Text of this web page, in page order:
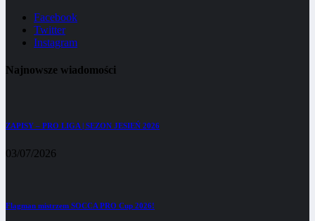
Facebook
Twitter
Instagram
Najnowsze wiadomości
ZAPISY – PRO LIGA | SEZON JESIEŃ 2026
03/07/2026
Flagman mistrzem SOCCA PRO Cup 2026!